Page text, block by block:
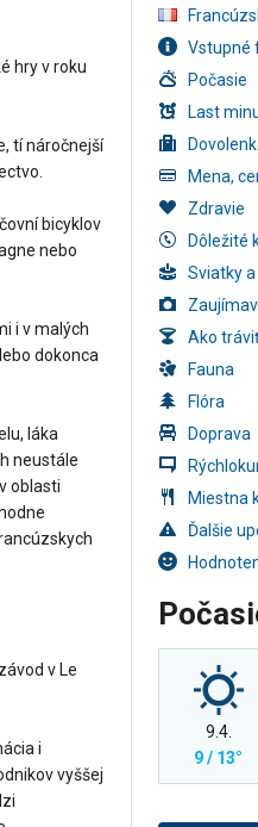
hry v roku
tí náročnejší
bicyklov
nebo
i v malých
dokonca
láka
neustále
oblasti
v Le
i
vyššej
Vstupné
Počasie
Last
Mena,
Zdravie
Dôležité
Sviatky
Ako
Fauna
Flóra
Doprava
Miestna
Ďalšie
9.4.
9 / 13°